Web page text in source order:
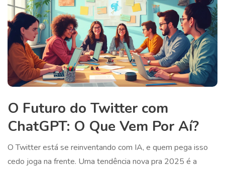
O Futuro do Twitter com
ChatGPT: O Que Vem Por Aí?
O Twitter está se reinventando com IA, e quem pega isso
cedo joga na frente. Uma tendência nova pra 2025 é a